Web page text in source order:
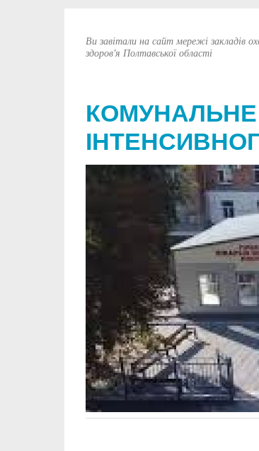
КОМУНАЛЬНЕ
Ви завітали на сайт мережі закладів
здоров'я Полтавської області